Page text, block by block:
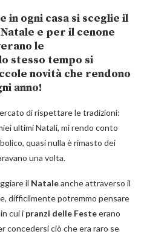
in ogni casa si sceglie il
e per il cenone
le
stesso tempo si
novità che rendono
anno!
di rispettare le tradizioni:
ultimi Natali, mi rendo conto
quasi nulla è rimasto dei
una volta.
il Nataleanche attraverso il
difficilmente potremmo pensare
cui i pranzi delle Festeerano
concedersi ciò che era raro se